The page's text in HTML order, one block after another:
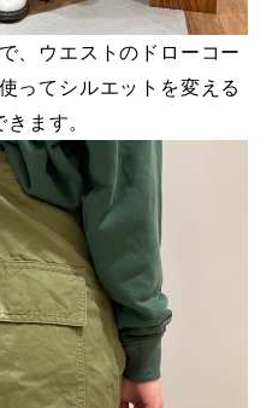
、ウエストのドローコー
ってシルエットを変える
ます。